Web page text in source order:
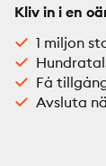
Kliv in i en
1 miljon
Få
Avsluta